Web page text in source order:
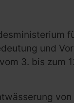
und
3. bis zum